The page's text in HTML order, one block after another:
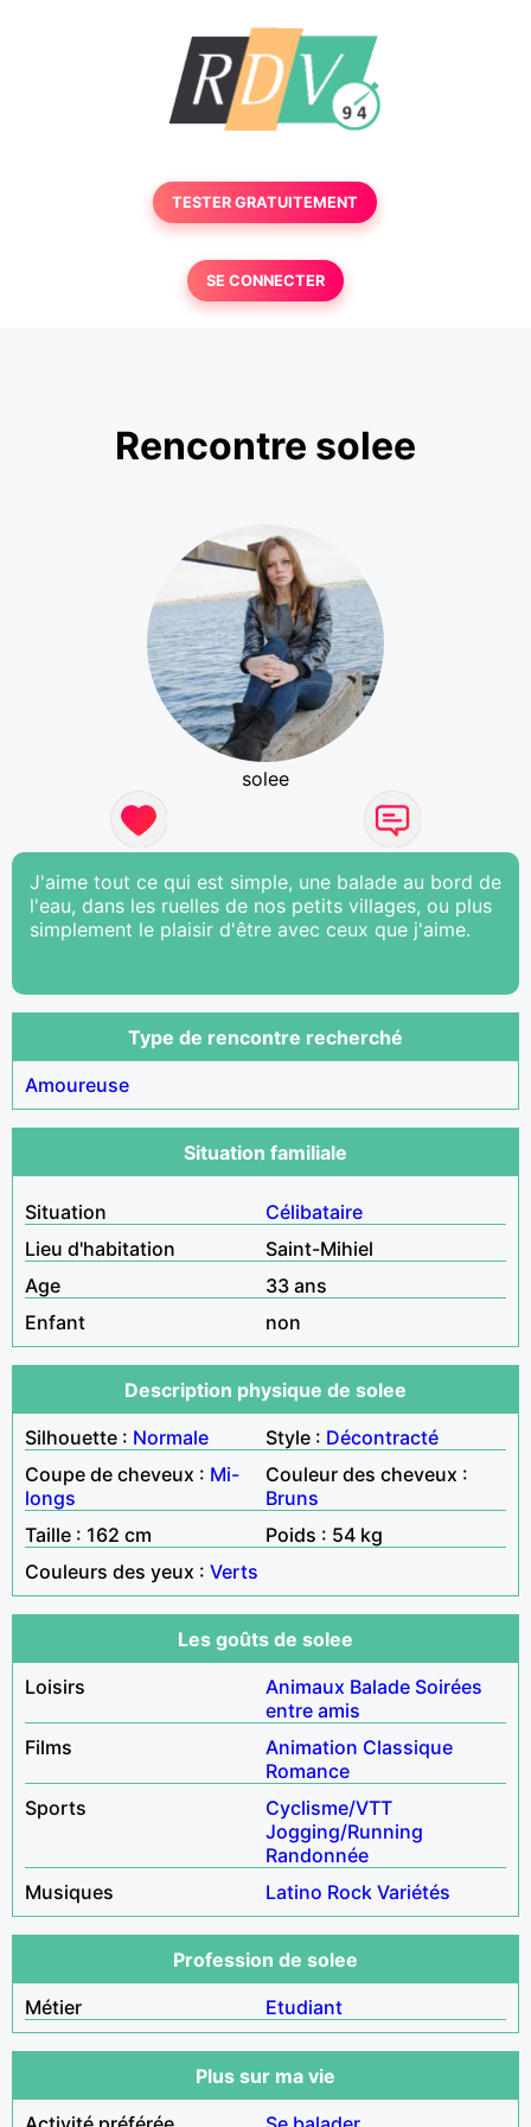
TESTER GRATUITEMENT
SE CONNECTER
Rencontre solee
solee
J'aime tout ce qui est simple, une balade au bord de
l'eau, dans les ruelles de nos petits villages, ou plus
simplement le plaisir d'être avec ceux que j'aime.
Type de rencontre recherché
Amoureuse
Situation familiale
Situation
Célibataire
Lieu d'habitation
Saint-Mihiel
Age
33 ans
Enfant
non
Description physique de solee
Silhouette : Normale Style : Décontracté
Coupe de cheveux : Mi-
longs
Couleur des cheveux :
Bruns
Taille : 162 cm
Poids : 54 kg
Couleurs des yeux : Verts
Les goûts de solee
Loisirs
Animaux Balade Soirées
entre amis
Films
Animation Classique
Romance
Sports
Cyclisme/VTT
Jogging/Running
Randonnée
Musiques
Latino Rock Variétés
Profession de solee
Métier
Etudiant
Plus sur ma vie